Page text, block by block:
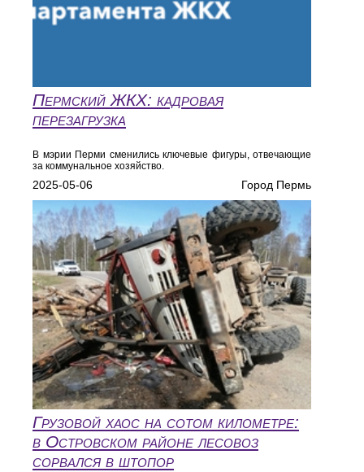
Пермский ЖКХ: кадровая
перезагрузка
В мэрии Перми сменились ключевые фигуры, отвечающие
за коммунальное хозяйство.
2025-05-06 Город Пермь
Грузовой хаос на сотом километре:
в Островском районе лесовоз
сорвался в штопор